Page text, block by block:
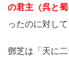
の君主（呉と
ったのに対して
鄧芝は「天に